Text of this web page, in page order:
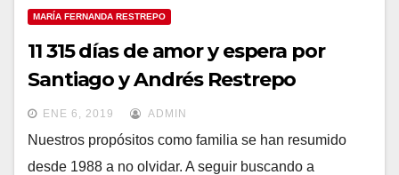
MARÍA FERNANDA RESTREPO
11 315 días de amor y espera por
Santiago y Andrés Restrepo
ENE 6, 2019 ADMIN
Nuestros propósitos como familia se han resumido
desde 1988 a no olvidar. A seguir buscando a